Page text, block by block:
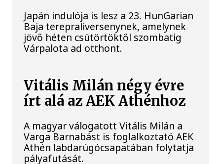
Japán indulója is lesz a 23. HunGarian
Baja terepraliversenynek, amelynek
jövő héten csütörtöktől szombatig
Várpalota ad otthont.
Vitális Milán négy évre
írt alá az AEK Athénhoz
A magyar válogatott Vitális Milán a
Varga Barnabást is foglalkoztató AEK
Athén labdarúgócsapatában folytatja
pályafutását.